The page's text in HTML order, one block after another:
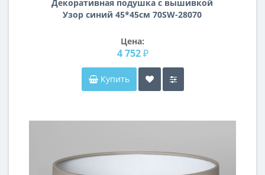
Декоративная подушка с вышивкой
Узор синий 45*45см 70SW-28070
Цена:
4 752 ₽
Купить